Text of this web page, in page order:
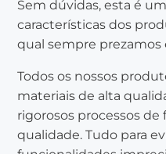
Sem dúvidas, esta é
características dos
qual sempre prezamos
Todos os nossos
materiais de alta
rigorosos processos de
qualidade. Tudo para